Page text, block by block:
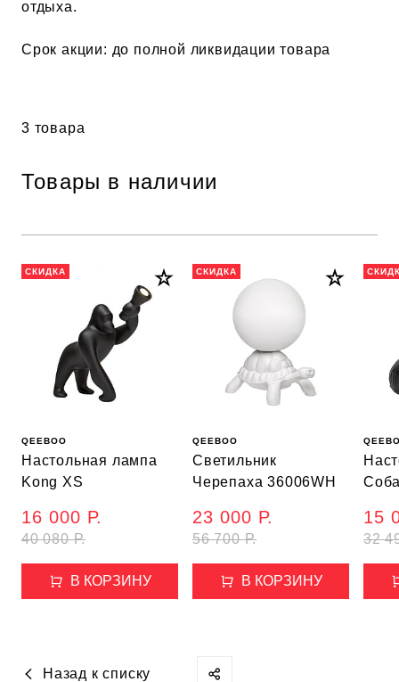
отдыха.
Срок акции: до полной ликвидации товара
Товары в наличии
3 товара
СКИДКА
QEEBOO
Настольная лампа
Kong XS
40 080 Р.
16 000 Р.
В КОРЗИНУ
СКИДКА
QEEBOO
Светильник
Черепаха 36006WH
56 700 Р.
23 000 Р.
В КОРЗИНУ
32
15
Назад к списку